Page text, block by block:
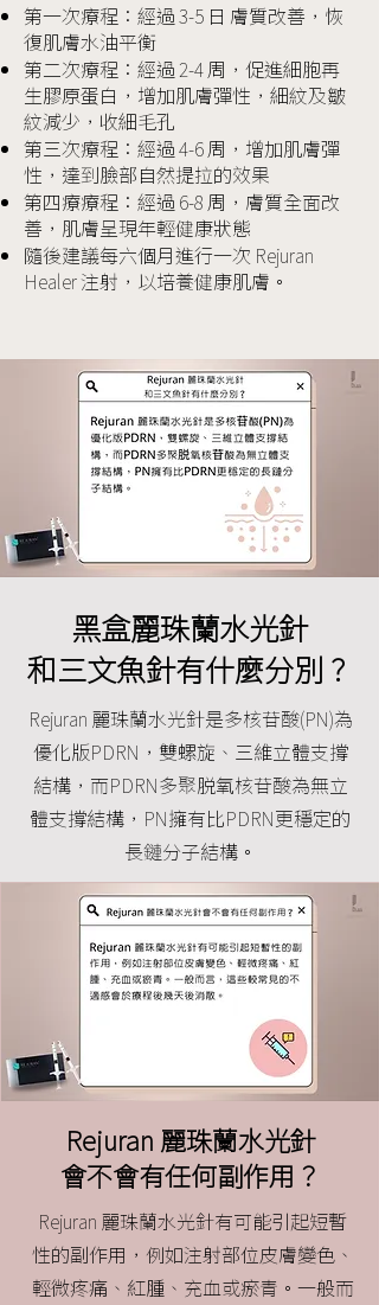
第一次療程：經過 3-5 日 膚質改善，恢
復肌膚水油平衡
第二次療程：經過 2-4 周，促進細胞再
生膠原蛋白，增加肌膚彈性，細紋及皺
紋減少，收細毛孔
第三次療程：經過 4-6 周，增加肌膚彈
性，達到臉部自然提拉的效果
第四療療程：經過 6-8 周，膚質全面改
善，肌膚呈現年輕健康狀態
隨後建議每六個月進行一次 Rejuran
Healer 注射，以培養健康肌膚。
黑盒麗珠蘭水光針
和三文魚針有什麼分別？
Rejuran 麗珠蘭水光針是多核苷酸(PN)為
優化版PDRN，雙螺旋、三維立體支撐
結構，而PDRN多聚脱氧核苷酸為無立
體支撐結構，PN擁有比PDRN更穩定的
長鏈分子結構。
Rejuran 麗珠蘭水光針
會不會有任何副作用？
Rejuran 麗珠蘭水光針有可能引起短暫
性的副作用，例如注射部位皮膚變色、
輕微疼痛、紅腫、充血或瘀青。一般而